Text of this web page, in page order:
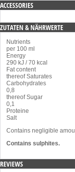
ACCESSORIES
ZUTATEN & NÄHRWERTE
Nutrients
per 100 ml
Energy
290 kJ / 70 kcal
Fat content
thereof Saturates
Carbohydrates
0,8
thereof Sugar
0,1
Proteine
Salt
Contains negligible
Contains sulphites.
REVIEWS